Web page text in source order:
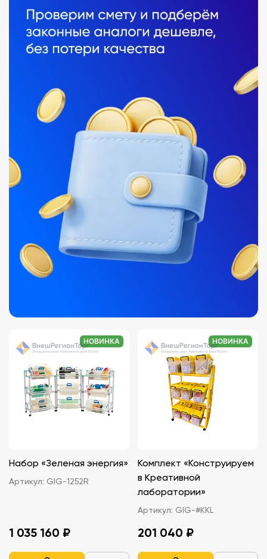
НОВИНКА
Набор «Зеленая энергия»
Артикул: GIG-1252R
1 035 160 ₽
НОВИНКА
Комплект «Конструируем
в Креативной
лаборатории»
Артикул: GIG-#KKL
201 040 ₽